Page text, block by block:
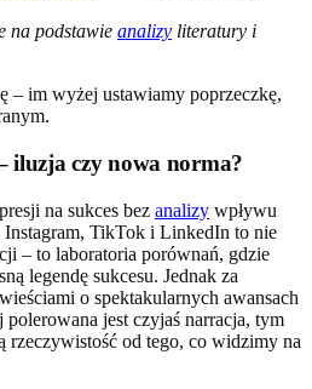
na podstawie analizy literatury i
– im wyżej ustawiamy poprzeczkę,
iluzja czy nowa norma?
na sukces bez analizy wpływu
Instagram, TikTok i LinkedIn to nie
– to laboratoria porównań, gdzie
legendę sukcesu. Jednak za
o spektakularnych awansach
polerowana jest czyjaś narracja, tym
rzeczywistość od tego, co widzimy na